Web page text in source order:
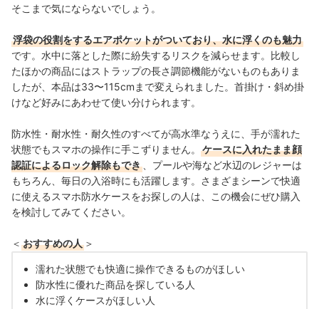
そこまで気にならないでしょう。
浮袋の役割をするエアポケットがついており、水に浮くのも魅力
です。水中に落とした際に紛失するリスクを減らせます。比較し
たほかの商品にはストラップの長さ調節機能がないものもありま
したが、本品は33〜115cmまで変えられました。首掛け・斜め掛
けなど好みにあわせて使い分けられます。
防水性・耐水性・耐久性のすべてが高水準なうえに、手が濡れた
状態でもスマホの操作に手こずりません。
ケースに入れたまま顔
認証によるロック解除もでき
、プールや海など水辺のレジャーは
もちろん、毎日の入浴時にも活躍します。さまざまシーンで快適
に使えるスマホ防水ケースをお探しの人は、この機会にぜひ購入
を検討してみてください。
＜ おすすめの人 ＞
濡れた状態でも快適に操作できるものがほしい
防水性に優れた商品を探している人
水に浮くケースがほしい人